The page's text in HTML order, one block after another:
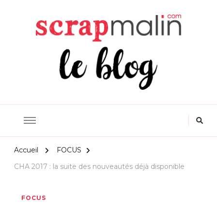
Le Blog Loisirs Créatifs
Accueil
FOCUS
CHA 2017 : la suite des nouveautés déjà disponible
FOCUS